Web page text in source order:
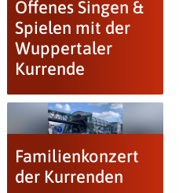
Offenes Singen &
Spielen mit der
Wuppertaler
Kurrende
Familienkonzert
der Kurrenden